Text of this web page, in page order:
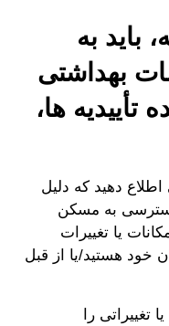
باید به
بهداشتی
تأییدیه ها،
اطلاع دهید که دلیل
به مسکن
یا تغییرات
خود هستید/یا از قبل
تغییراتی را